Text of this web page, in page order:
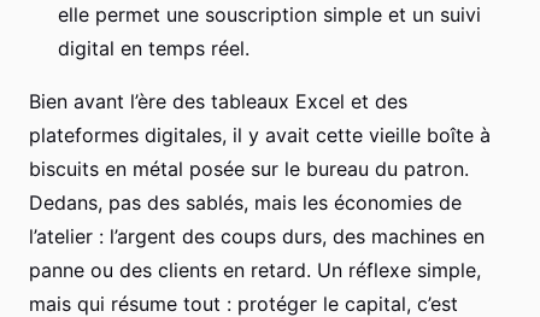
elle permet une souscription simple et un suivi
digital en temps réel.
Bien avant l’ère des tableaux Excel et des
plateformes digitales, il y avait cette vieille boîte à
biscuits en métal posée sur le bureau du patron.
Dedans, pas des sablés, mais les économies de
l’atelier : l’argent des coups durs, des machines en
panne ou des clients en retard. Un réflexe simple,
mais qui résume tout : protéger le capital, c’est